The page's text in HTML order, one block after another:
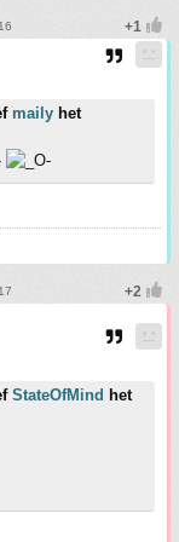
maily het
StateOfMind het